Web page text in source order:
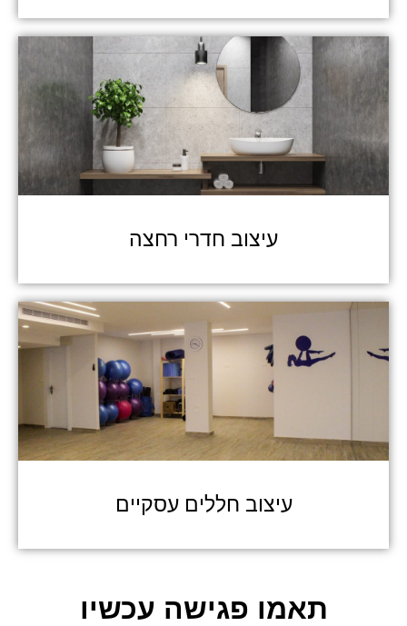
עיצוב חדרי רחצה
עיצוב חללים עסקיים
תאמו פגישה עכשיו